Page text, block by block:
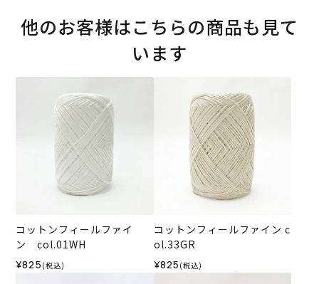
他のお客様はこちらの商品も見て
います
コットンフィールファイ
ン col.01WH
¥825 (税込)
コットンフィールファイン c
ol.33GR
¥825 (税込)